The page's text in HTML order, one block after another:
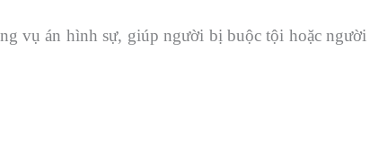
vụ án hình sự, giúp người bị buộc tội hoặc người